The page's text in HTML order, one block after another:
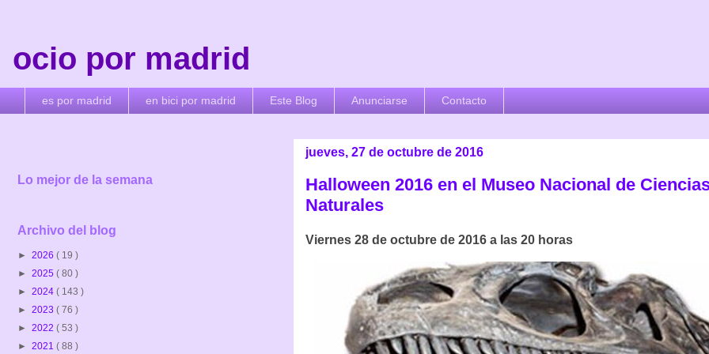
ocio por madrid
es por madrid en bici por madrid Este Blog Anunciarse Contacto
jueves, 27 de octubre de 2016
Halloween 2016 en el Museo Nacional de
Naturales
Viernes 28 de octubre de 2016 a las 20 horas
Lo mejor de la semana
Archivo del blog
► 2026 ( 19 )
► 2025 ( 80 )
► 2024 ( 143 )
► 2023 ( 76 )
► 2022 ( 53 )
► 2021 ( 88 )